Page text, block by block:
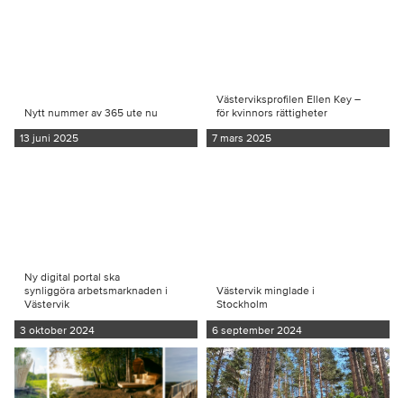
Nytt nummer av 365 ute nu
13 juni 2025
Västerviksprofilen Ellen Key –
för kvinnors rättigheter
7 mars 2025
Ny digital portal ska
synliggöra arbetsmarknaden i
Västervik
3 oktober 2024
Västervik minglade i
Stockholm
6 september 2024